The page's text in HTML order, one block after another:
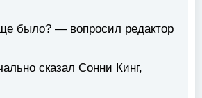
было? — вопросил редактор
сказал Сонни Кинг,